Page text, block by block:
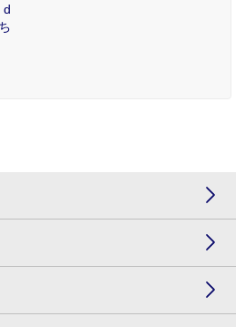
d